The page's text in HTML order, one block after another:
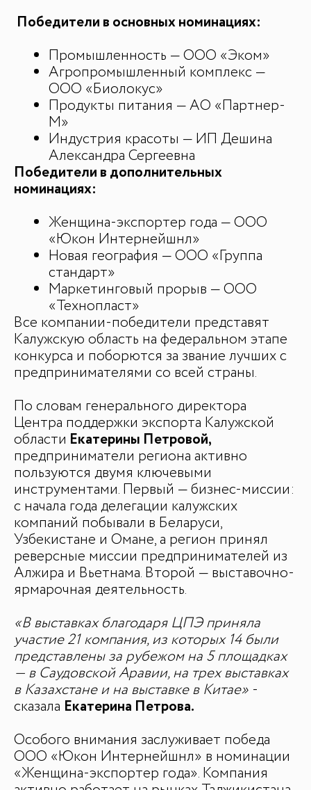
ДЛЯ СМИ
Медиакит
Контакты
Победители в основных номинациях:
Промышленность — ООО «Эком»
Агропромышленный комплекс —
ООО «Биолокус»
Продукты питания — АО «Партнер-
М»
Индустрия красоты — ИП Дешина
Александра Сергеевна
Победители в дополнительных
номинациях:
Женщина-экспортер года — ООО
«Юкон Интернейшнл»
Новая география — ООО «Группа
стандарт»
Маркетинговый прорыв — ООО
«Технопласт»
Все компании-победители представят
Калужскую область на федеральном этапе
конкурса и поборются за звание лучших с
предпринимателями со всей страны.
По словам генерального директора
Центра поддержки экспорта Калужской
области Екатерины Петровой,
предприниматели региона активно
пользуются двумя ключевыми
инструментами. Первый — бизнес-миссии:
с начала года делегации калужских
компаний побывали в Беларуси,
Узбекистане и Омане, а регион принял
реверсные миссии предпринимателей из
Алжира и Вьетнама. Второй — выставочно-
ярмарочная деятельность.
«В выставках благодаря ЦПЭ приняла
участие 21 компания, из которых 14 были
представлены за рубежом на 5 площадках
— в Саудовской Аравии, на трех выставках
в Казахстане и на выставке в Китае» -
сказала Екатерина Петрова.
Особого внимания заслуживает победа
ООО «Юкон Интернейшнл» в номинации
«Женщина-экспортер года». Компания